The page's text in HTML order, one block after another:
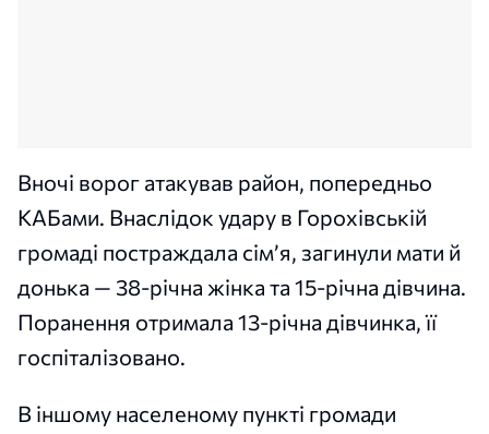
Вночі ворог атакував район, попередньо
КАБами. Внаслідок удару в Горохівській
громаді постраждала сім’я, загинули мати й
донька — 38-річна жінка та 15-річна дівчина.
Поранення отримала 13-річна дівчинка, її
госпіталізовано.
В іншому населеному пункті громади